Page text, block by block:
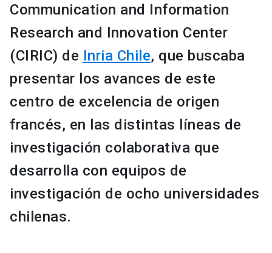
Communication and Information
Research and Innovation Center
(CIRIC) de Inria Chile, que buscaba
presentar los avances de este
centro de excelencia de origen
francés, en las distintas líneas de
investigación colaborativa que
desarrolla con equipos de
investigación de ocho universidades
chilenas.